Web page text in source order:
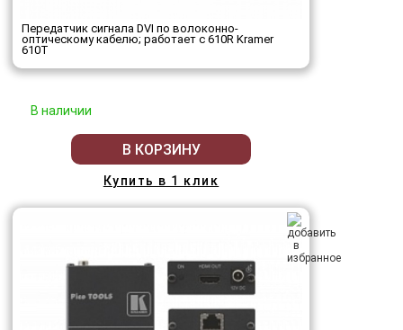
Передатчик сигнала DVI по волоконно-
оптическому кабелю; работает с 610R Kramer
610T
В наличии
В КОРЗИНУ
Купить в 1 клик